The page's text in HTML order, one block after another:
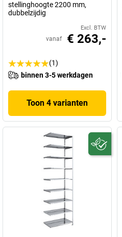
stellinghoogte 2200 mm,
dubbelzijdig
Excl. BTW
vanaf € 263,-
(1)
binnen 3-5 werkdagen
Toon 4 varianten